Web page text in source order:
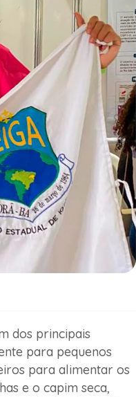
dos principais
para pequenos
para alimentar os
e o capim seca,